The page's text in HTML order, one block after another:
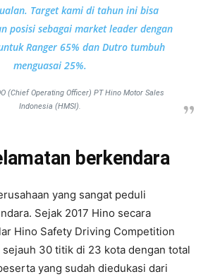
Target kami di tahun ini bisa
posisi sebagai market leaderdengan
Ranger 65% dan Dutro tumbuh
menguasai 25%.
(Chief Operating Officer) PT Hino Motor Sales
Indonesia (HMSI).
berkendara
yang sangat peduli
Sejak 2017 Hino secara
Hino Safety Driving Competition
30 titik di 23 kota dengan total
yang sudah diedukasi dari